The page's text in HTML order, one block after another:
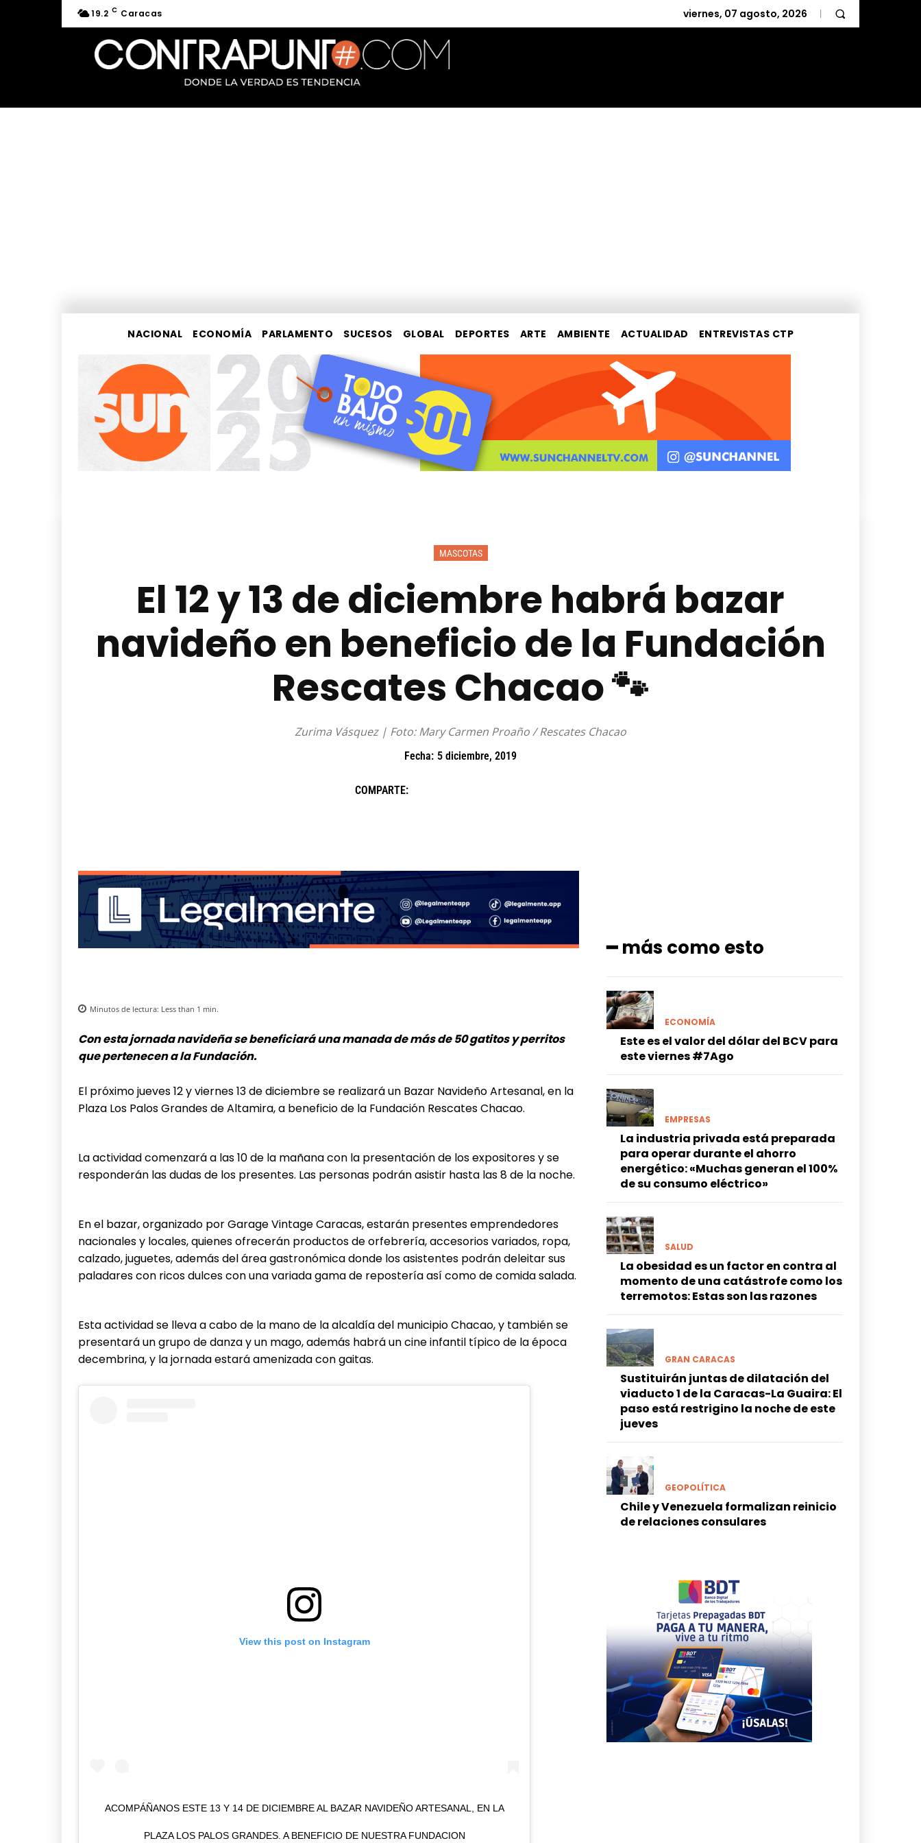
19.2 C Caracas viernes, 07 agosto, 2026
NACIONAL ECONOMÍA PARLAMENTO SUCESOS GLOBAL DEPORTES ARTE AMBIENTE ACTUALIDAD ENTREVISTAS CTP
MASCOTAS
El 12 y 13 de diciembre habrá bazar
navideño en beneficio de la Fundación
Rescates Chacao 🐾
Zurima Vásquez | Foto: Mary Carmen Proaño / Rescates Chacao
Fecha: 5 diciembre, 2019
COMPARTE:
Minutos de lectura: Less than 1 min.
Con esta jornada navideña se beneficiará una manada de más de 50 gatitos y perritos
que pertenecen a la Fundación.
El próximo jueves 12 y viernes 13 de diciembre se realizará un Bazar Navideño Artesanal, en la
Plaza Los Palos Grandes de Altamira, a beneficio de la Fundación Rescates Chacao.
La actividad comenzará a las 10 de la mañana con la presentación de los expositores y se
responderán las dudas de los presentes. Las personas podrán asistir hasta las 8 de la noche.
En el bazar, organizado por Garage Vintage Caracas, estarán presentes emprendedores
nacionales y locales, quienes ofrecerán productos de orfebrería, accesorios variados, ropa,
calzado, juguetes, además del área gastronómica donde los asistentes podrán deleitar sus
paladares con ricos dulces con una variada gama de repostería así como de comida salada.
Esta actividad se lleva a cabo de la mano de la alcaldía del municipio Chacao, y también se
presentará un grupo de danza y un mago, además habrá un cine infantil típico de la época
decembrina, y la jornada estará amenizada con gaitas.
View this post on Instagram
ACOMPÁÑANOS ESTE 13 Y 14 DE DICIEMBRE AL BAZAR NAVIDEÑO ARTESANAL, EN LA
PLAZA LOS PALOS GRANDES. A BENEFICIO DE NUESTRA FUNDACION
━ más como esto
ECONOMÍA
Este es el valor del dólar del BCV para
este viernes #7Ago
EMPRESAS
La industria privada está preparada
para operar durante el ahorro
energético: «Muchas generan el 100%
de su consumo eléctrico»
SALUD
La obesidad es un factor en contra al
momento de una catástrofe como los
terremotos: Estas son las razones
GRAN CARACAS
Sustituirán juntas de dilatación del
viaducto 1 de la Caracas-La Guaira: El
paso está restrigino la noche de este
jueves
GEOPOLÍTICA
Chile y Venezuela formalizan reinicio
de relaciones consulares